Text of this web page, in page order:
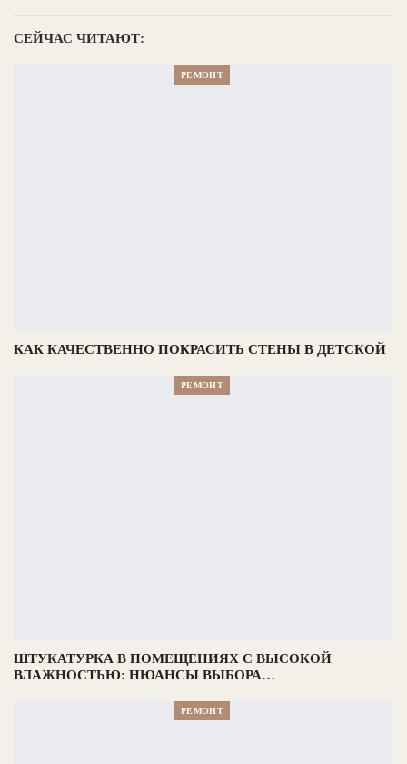
СЕЙЧАС ЧИТАЮТ:
РЕМОНТ
КАК КАЧЕСТВЕННО ПОКРАСИТЬ СТЕНЫ В ДЕТСКОЙ
РЕМОНТ
ШТУКАТУРКА В ПОМЕЩЕНИЯХ С ВЫСОКОЙ
ВЛАЖНОСТЬЮ: НЮАНСЫ ВЫБОРА…
РЕМОНТ